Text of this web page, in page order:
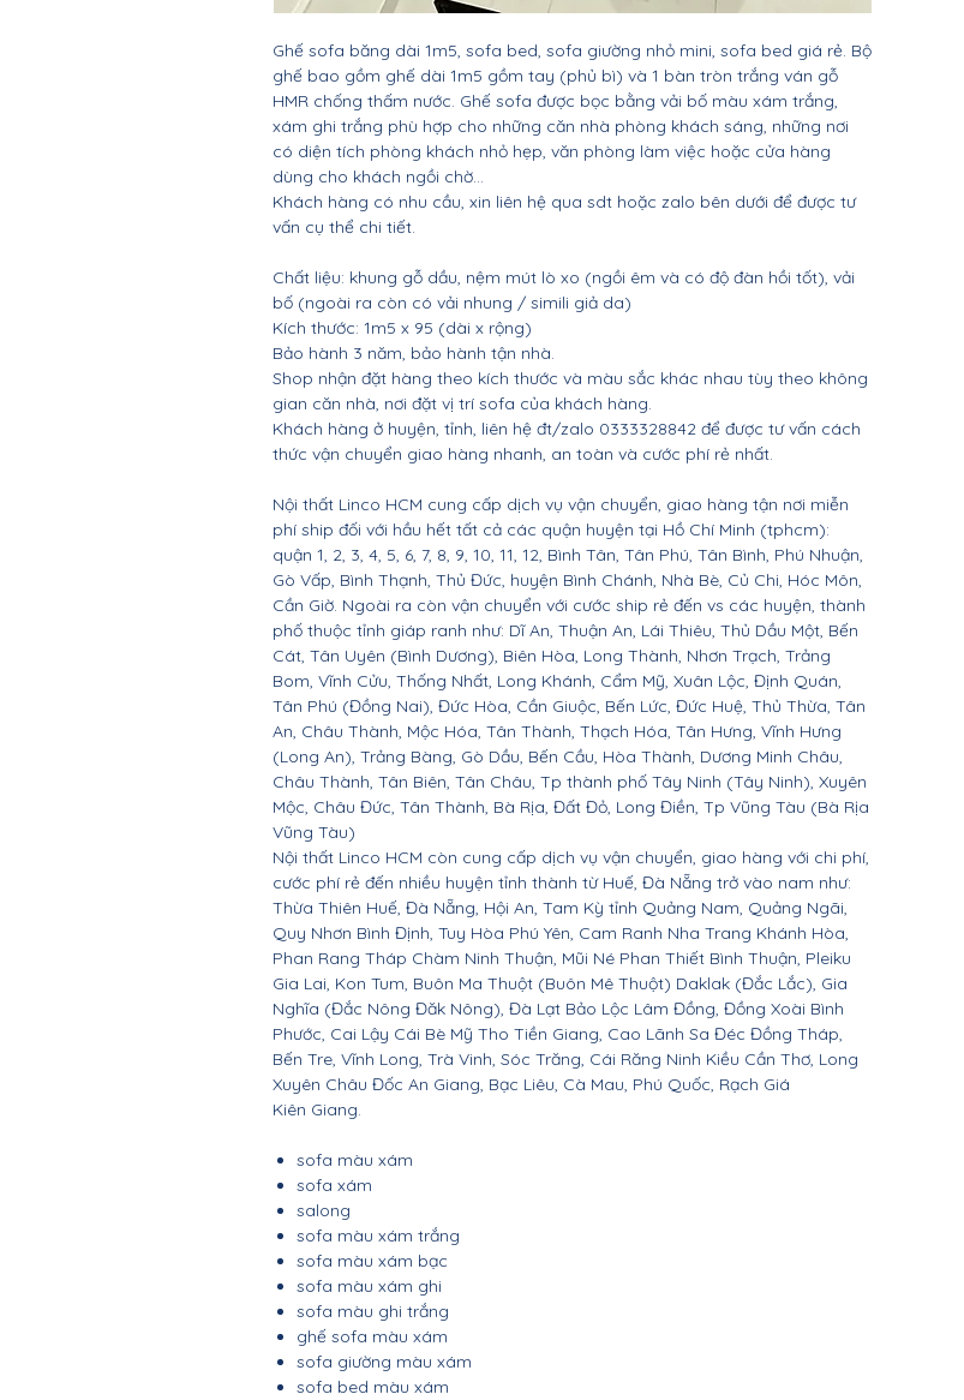
Ghế sofa băng dài 1m5, sofa bed, sofa giường nhỏ mini, sofa bed giá rẻ. Bộ
ghế bao gồm ghế dài 1m5 gồm tay (phủ bì) và 1 bàn tròn trắng ván gỗ
HMR chống thấm nước. Ghế sofa được bọc bằng vải bố màu xám trắng,
xám ghi trắng phù hợp cho những căn nhà phòng khách sáng, những nơi
có diện tích phòng khách nhỏ hẹp, văn phòng làm việc hoặc cửa hàng
dùng cho khách ngồi chờ...
Khách hàng có nhu cầu, xin liên hệ qua sdt hoặc zalo bên dưới để được tư
vấn cụ thể chi tiết.
Chất liệu: khung gỗ dầu, nệm mút lò xo (ngồi êm và có độ đàn hồi tốt), vải
bố (ngoài ra còn có vải nhung / simili giả da)
Kích thước: 1m5 x 95 (dài x rộng)
Bảo hành 3 năm, bảo hành tận nhà.
Shop nhận đặt hàng theo kích thước và màu sắc khác nhau tùy theo không
gian căn nhà, nơi đặt vị trí sofa của khách hàng.
Khách hàng ở huyện, tỉnh, liên hệ đt/zalo 0333328842 để được tư vấn cách
thức vận chuyển giao hàng nhanh, an toàn và cước phí rẻ nhất.
Nội thất Linco HCM cung cấp dịch vụ vận chuyển, giao hàng tận nơi miễn
phí ship đối với hầu hết tất cả các quận huyện tại Hồ Chí Minh (tphcm):
quận 1, 2, 3, 4, 5, 6, 7, 8, 9, 10, 11, 12, Bình Tân, Tân Phú, Tân Bình, Phú Nhuận,
Gò Vấp, Bình Thạnh, Thủ Đức, huyện Bình Chánh, Nhà Bè, Củ Chi, Hóc Môn,
Cần Giờ. Ngoài ra còn vận chuyển với cước ship rẻ đến vs các huyện, thành
phố thuộc tỉnh giáp ranh như: Dĩ An, Thuận An, Lái Thiêu, Thủ Dầu Một, Bến
Cát, Tân Uyên (Bình Dương), Biên Hòa, Long Thành, Nhơn Trạch, Trảng
Bom, Vĩnh Cửu, Thống Nhất, Long Khánh, Cẩm Mỹ, Xuân Lộc, Định Quán,
Tân Phú (Đồng Nai), Đức Hòa, Cần Giuộc, Bến Lức, Đức Huệ, Thủ Thừa, Tân
An, Châu Thành, Mộc Hóa, Tân Thành, Thạch Hóa, Tân Hưng, Vĩnh Hưng
(Long An), Trảng Bàng, Gò Dầu, Bến Cầu, Hòa Thành, Dương Minh Châu,
Châu Thành, Tân Biên, Tân Châu, Tp thành phố Tây Ninh (Tây Ninh), Xuyên
Mộc, Châu Đức, Tân Thành, Bà Rịa, Đất Đỏ, Long Điền, Tp Vũng Tàu (Bà Rịa
Vũng Tàu)
Nội thất Linco HCM còn cung cấp dịch vụ vận chuyển, giao hàng với chi phí,
cước phí rẻ đến nhiều huyện tỉnh thành từ Huế, Đà Nẵng trở vào nam như:
Thừa Thiên Huế, Đà Nẵng, Hội An, Tam Kỳ tỉnh Quảng Nam, Quảng Ngãi,
Quy Nhơn Bình Định, Tuy Hòa Phú Yên, Cam Ranh Nha Trang Khánh Hòa,
Phan Rang Tháp Chàm Ninh Thuận, Mũi Né Phan Thiết Bình Thuận, Pleiku
Gia Lai, Kon Tum, Buôn Ma Thuột (Buôn Mê Thuột) Daklak (Đắc Lắc), Gia
Nghĩa (Đắc Nông Đăk Nông), Đà Lạt Bảo Lộc Lâm Đồng, Đồng Xoài Bình
Phước, Cai Lậy Cái Bè Mỹ Tho Tiền Giang, Cao Lãnh Sa Đéc Đồng Tháp,
Bến Tre, Vĩnh Long, Trà Vinh, Sóc Trăng, Cái Răng Ninh Kiều Cần Thơ, Long
Xuyên Châu Đốc An Giang, Bạc Liêu, Cà Mau, Phú Quốc, Rạch Giá
Kiên Giang.
sofa màu xám
sofa xám
salong
sofa màu xám trắng
sofa màu xám bạc
sofa màu xám ghi
sofa màu ghi trắng
ghế sofa màu xám
sofa giường màu xám
sofa bed màu xám